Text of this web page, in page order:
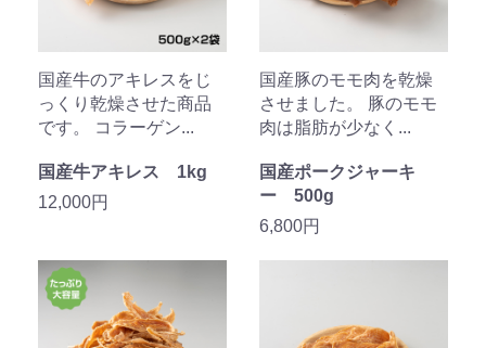
国産牛のアキレスをじ
っくり乾燥させた商品
です。 コラーゲン...
国産牛アキレス 1kg
12,000円
国産豚のモモ肉を乾燥
させました。 豚のモモ
肉は脂肪が少なく...
国産ポークジャーキ
ー 500g
6,800円